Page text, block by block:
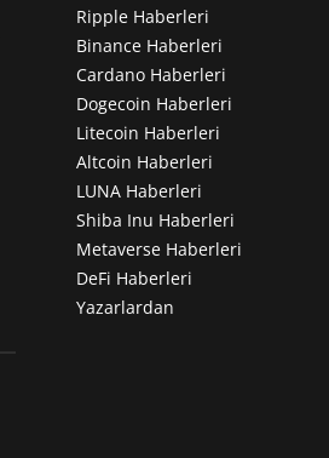
Ripple Haberleri
Binance Haberleri
Cardano Haberleri
Dogecoin Haberleri
Litecoin Haberleri
Altcoin Haberleri
LUNA Haberleri
Shiba Inu Haberleri
Metaverse Haberleri
DeFi Haberleri
Yazarlardan